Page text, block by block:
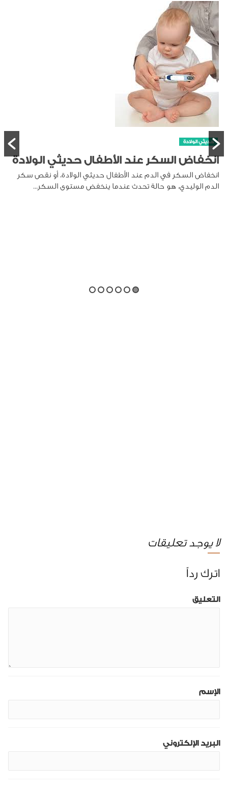
حديثي الولادة
انخفاض السكر عند الأطفال حديثي الولادة
انخفاض السكر في الدم عند الأطفال حديثي الولادة، أو نقص سكر
الدم الوليدي، هو حالة تحدث عندما ينخفض مستوى السكر...
لا يوجد تعليقات
اترك رداً
التعليق
الإسم
البريد الإلكتروني